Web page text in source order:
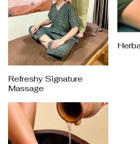
Refreshy Signature
Massage